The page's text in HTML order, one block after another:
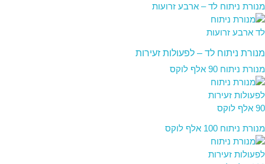
מנורת ניתוח לד – ארבע זרועות
מנורת ניתוח לד – לפעולות זעירות
מנורת ניתוח 90 אלף לוקס
מנורת ניתוח 100 אלף לוקס